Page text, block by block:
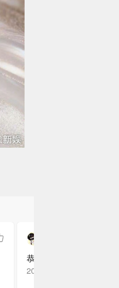
恭喜刘宇宁！实至名归！
2025-12-21